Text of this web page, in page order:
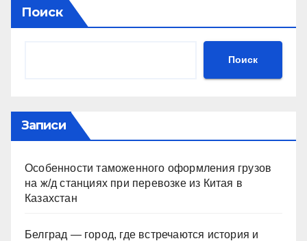
Поиск
Поиск
Записи
Особенности таможенного оформления грузов
на ж/д станциях при перевозке из Китая в
Казахстан
Белград — город, где встречаются история и